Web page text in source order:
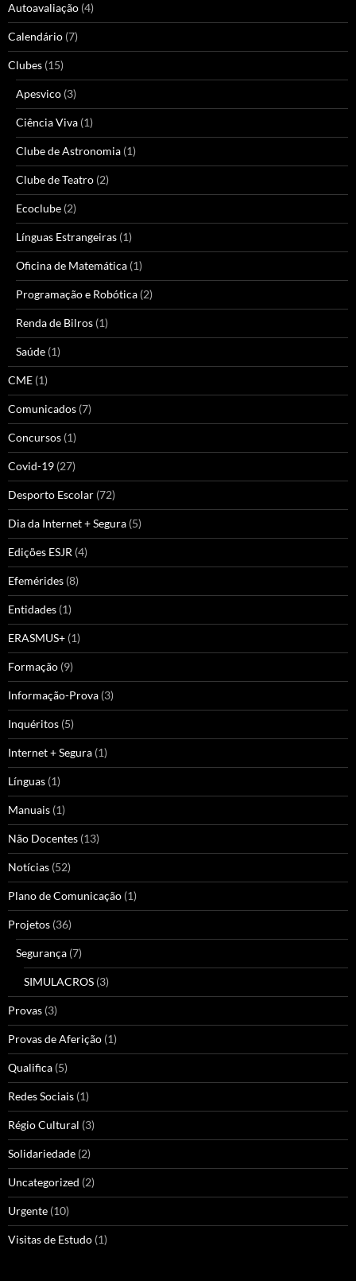
Autoavaliação (4)
Calendário (7)
Clubes (15)
Apesvico (3)
Ciência Viva (1)
Clube de Astronomia (1)
Clube de Teatro (2)
Ecoclube (2)
Línguas Estrangeiras (1)
Oficina de Matemática (1)
Programação e Robótica (2)
Renda de Bilros (1)
Saúde (1)
CME (1)
Comunicados (7)
Concursos (1)
Covid-19 (27)
Desporto Escolar (72)
Dia da Internet + Segura (5)
Edições ESJR (4)
Efemérides (8)
Entidades (1)
ERASMUS+ (1)
Formação (9)
Informação-Prova (3)
Inquéritos (5)
Internet + Segura (1)
Línguas (1)
Manuais (1)
Não Docentes (13)
Notícias (52)
Plano de Comunicação (1)
Projetos (36)
Segurança (7)
SIMULACROS (3)
Provas (3)
Provas de Aferição (1)
Qualifica (5)
Redes Sociais (1)
Régio Cultural (3)
Solidariedade (2)
Uncategorized (2)
Urgente (10)
Visitas de Estudo (1)